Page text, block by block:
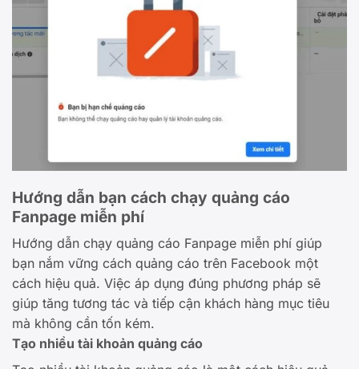
Hướng dẫn bạn cách chạy quảng cáo
Fanpage miễn phí
Hướng dẫn chạy quảng cáo Fanpage miễn phí giúp
bạn nắm vững cách quảng cáo trên Facebook một
cách hiệu quả. Việc áp dụng đúng phương pháp sẽ
giúp tăng tương tác và tiếp cận khách hàng mục tiêu
mà không cần tốn kém.
Tạo nhiều tài khoản quảng cáo